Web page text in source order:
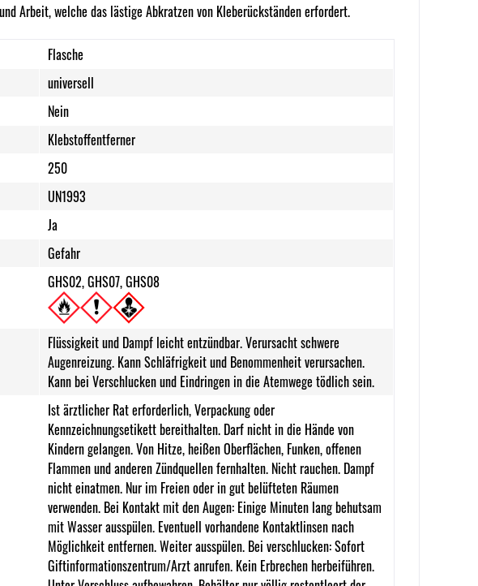
Arbeit, welche das lästige Abkratzen von Kleberückständen erfordert.
Flasche
universell
Nein
Klebstoffentferner
250
UN1993
Ja
Gefahr
GHS02, GHS07, GHS08
Flüssigkeit und Dampf leicht entzündbar. Verursacht schwere
Augenreizung. Kann Schläfrigkeit und Benommenheit verursachen.
Kann bei Verschlucken und Eindringen in die Atemwege tödlich sein.
Ist ärztlicher Rat erforderlich, Verpackung oder
Kennzeichnungsetikett bereithalten. Darf nicht in die Hände von
Kindern gelangen. Von Hitze, heißen Oberflächen, Funken, offenen
Flammen und anderen Zündquellen fernhalten. Nicht rauchen. Dampf
nicht einatmen. Nur im Freien oder in gut belüfteten Räumen
verwenden. Bei Kontakt mit den Augen: Einige Minuten lang behutsam
mit Wasser ausspülen. Eventuell vorhandene Kontaktlinsen nach
Möglichkeit entfernen. Weiter ausspülen. Bei verschlucken: Sofort
Giftinformationszentrum/Arzt anrufen. Kein Erbrechen herbeiführen.